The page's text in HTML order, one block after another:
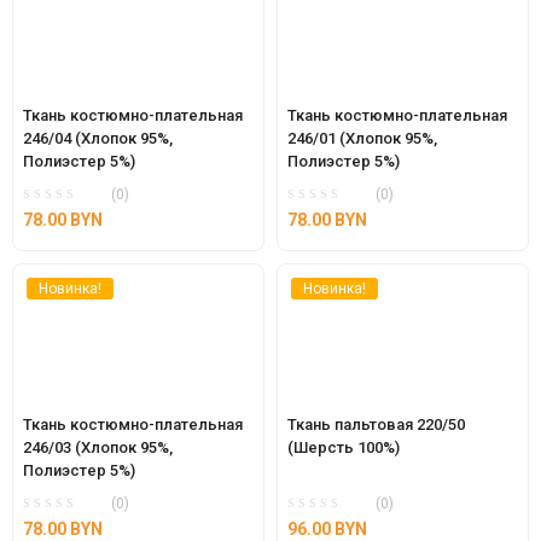
Ткань костюмно-плательная
246/04 (Хлопок 95%,
Полиэстер 5%)
(0)
78.00 BYN
Ткань костюмно-плательная
246/01 (Хлопок 95%,
Полиэстер 5%)
(0)
78.00 BYN
Новинка!
Ткань костюмно-плательная
246/03 (Хлопок 95%,
Полиэстер 5%)
(0)
78.00 BYN
Новинка!
Ткань пальтовая 220/50
(Шерсть 100%)
(0)
96.00 BYN